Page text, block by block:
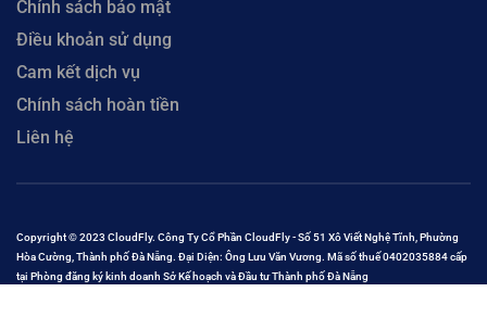
Chính sách bảo mật
Điều khoản sử dụng
Cam kết dịch vụ
Chính sách hoàn tiền
Liên hệ
Copyright © 2023 CloudFly. Công Ty Cổ Phần CloudFly - Số 51 Xô Viết Nghệ Tĩnh, Phường
Hòa Cường, Thành phố Đà Nẵng. Đại Diện: Ông Lưu Văn Vương. Mã số thuế 0402035884 cấp
tại Phòng đăng ký kinh doanh Sở Kế hoạch và Đầu tư Thành phố Đà Nẵng